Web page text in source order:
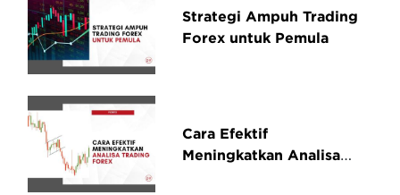
Strategi Ampuh Trading
Forex untuk Pemula
Cara Efektif
Meningkatkan Analisa